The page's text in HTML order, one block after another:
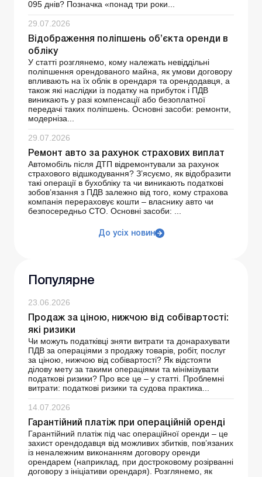
095 днів? Позначка «понад три роки...
29.07.2026
Відображення поліпшень об’єкта оренди в
обліку
У статті розглянемо, кому належать невіддільні
поліпшення орендованого майна, як умови договору
впливають на їх облік в орендаря та орендодавця, а
також які наслідки із податку на прибуток і ПДВ
виникають у разі компенсації або безоплатної
передачі таких поліпшень. Основні засоби: ремонти,
модерніза...
29.07.2026
Ремонт авто за рахунок страхових виплат
Автомобіль після ДТП відремонтували за рахунок
страхового відшкодування? З’ясуємо, як відобразити
такі операції в бухобліку та чи виникають податкові
зобов’язання з ПДВ залежно від того, кому страхова
компанія перераховує кошти – власнику авто чи
безпосередньо СТО. Основні засоби: ...
До усіх новин
Популярне
23.06.2026
Продаж за ціною, нижчою від собівартості:
які ризики
Чи можуть податківці зняти витрати та донарахувати
ПДВ за операціями з продажу товарів, робіт, послуг
за ціною, нижчою від собівартості? Як відстояти
ділову мету за такими операціями та мінімізувати
податкові ризики? Про все це – у статті. Проблемні
витрати: податкові ризики та судова практика...
14.07.2026
Гарантійний платіж при операційній оренді
Гарантійний платіж під час операційної оренди – це
захист орендодавця від можливих збитків, пов’язаних
із неналежним виконанням договору оренди
орендарем (наприклад, при достроковому розірванні
договору з ініціативи орендаря). Розглянемо, як